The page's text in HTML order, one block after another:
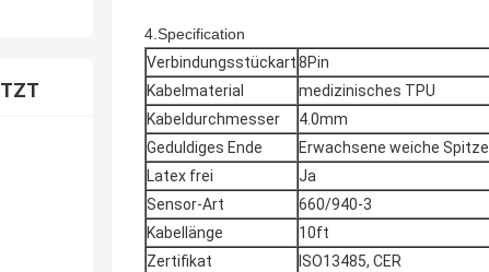
4.Specification
Verbindungsstückart8Pin
Kabelmaterial
medizinisches TPU
Kabeldurchmesser
4.0mm
Geduldiges Ende
Erwachsene weiche Spitze
Latex frei
Ja
Sensor-Art
660/940-3
Kabellänge
10ft
Zertifikat
ISO13485, CER